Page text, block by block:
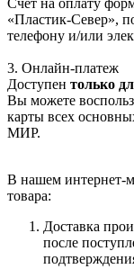
«Пластик-Север»,
телефону и/или
3. Онлайн-платеж
Доступен только
Вы можете
карты всех
МИР.
В нашем интернет-
товара:
Доставка
после